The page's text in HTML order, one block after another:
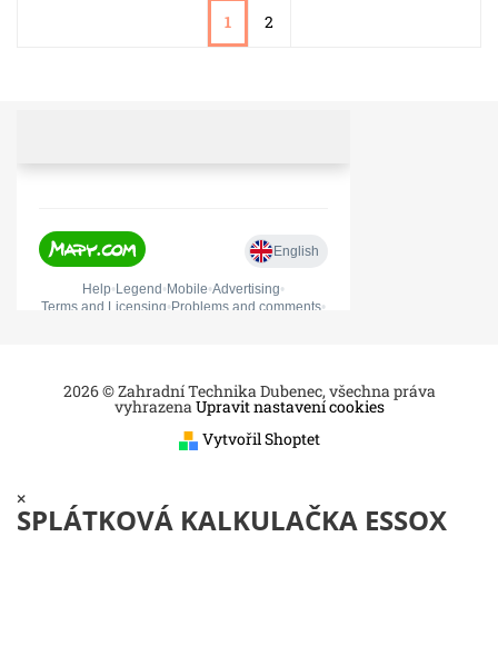
1 2
2026 © Zahradní Technika Dubenec, všechna práva
vyhrazenaUpravit nastavení cookies
Vytvořil Shoptet
×
SPLÁTKOVÁ KALKULAČKA ESSOX